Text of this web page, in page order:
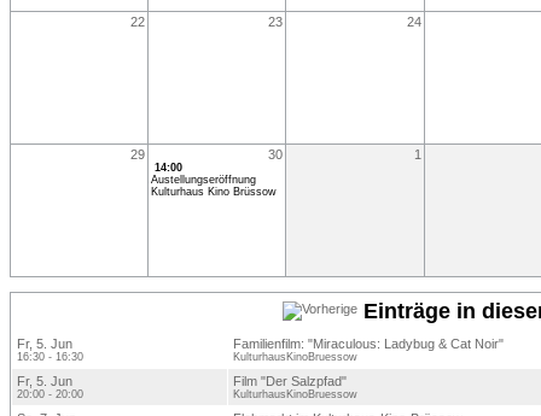
22 23 24
29 30
14:00
Austellungseröffnung
Kulturhaus Kino Brüssow
1
Einträge in
Fr, 5. Jun
16:30 - 16:30
Familienfilm: "Miraculous: Ladybug & Cat Noir"
KulturhausKinoBruessow
Fr, 5. Jun
20:00 - 20:00
Film "Der Salzpfad"
KulturhausKinoBruessow